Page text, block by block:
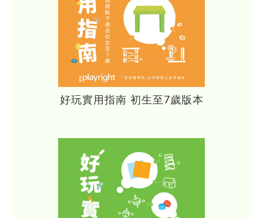
好玩實用指南 初生至7歲版本